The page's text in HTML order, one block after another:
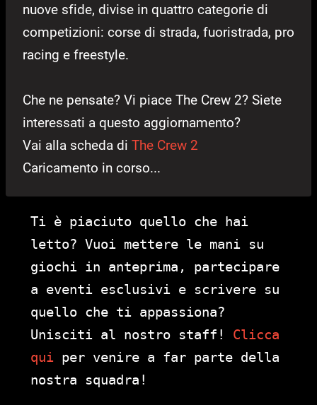
nuove sfide, divise in quattro categorie di
competizioni: corse di strada, fuoristrada, pro
racing e freestyle.
Che ne pensate? Vi piace The Crew 2? Siete
interessati a questo aggiornamento?
Vai alla scheda di The Crew 2
Caricamento in corso...
Ti è piaciuto quello che hai
letto? Vuoi mettere le mani su
giochi in anteprima, partecipare
a eventi esclusivi e scrivere su
quello che ti appassiona?
Unisciti al nostro staff! Clicca
qui per venire a far parte della
nostra squadra!